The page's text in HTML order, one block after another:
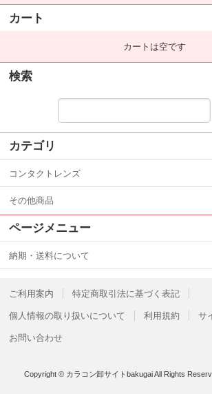
カート
カートは空です
検索
カテゴリ
コンタクトレンズ
その他商品
ページメニュー
納期・送料について
ご利用案内 特定商取引法に基づく表記
個人情報の取り扱いについて 利用規約 サ
お問い合わせ
Copyright © カラコン卸サイトbakugai All Rights